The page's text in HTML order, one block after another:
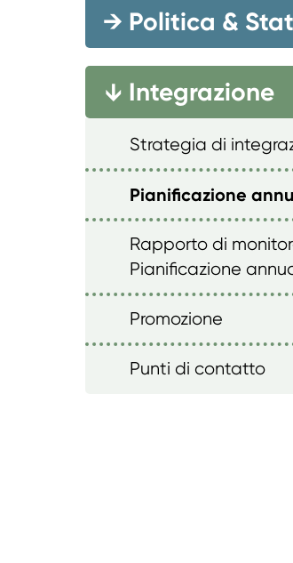
→ Politica &
→ Integrazione
Strategia di
Pianificazione
Rapporto di
Pianificazione
Promozione
Punti di contatto